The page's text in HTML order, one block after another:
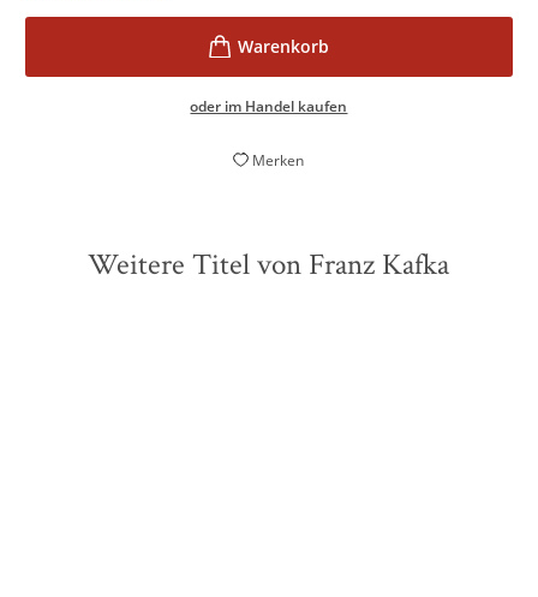
oder im Handel kaufen
Merken
Weitere Titel von Franz Kafka